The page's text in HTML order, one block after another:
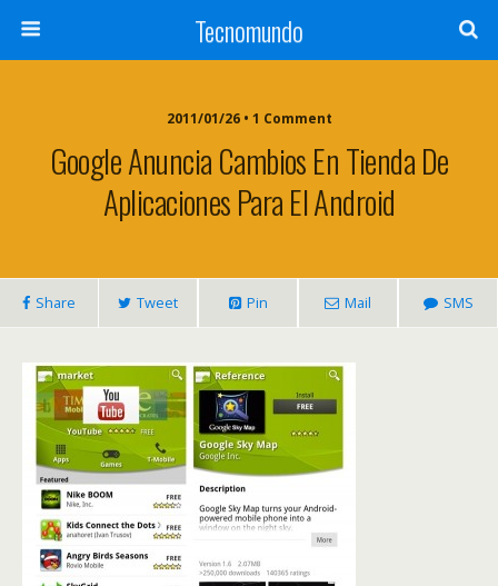
Tecnomundo
2011/01/26 • 1 Comment
Google Anuncia Cambios En Tienda De
Aplicaciones Para El Android
Share Tweet Pin Mail SMS